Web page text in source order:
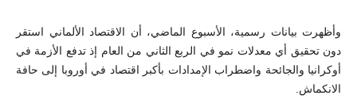
وأظهرت بيانات رسمية، الأسبوع الماضي، أن الاقتصاد الألماني استقر
دون تحقيق أي معدلات نمو في الربع الثاني من العام إذ تدفع الأزمة في
أوكرانيا والجائحة واضطراب الإمدادات بأكبر اقتصاد في أوروبا إلى حافة
الانكماش.